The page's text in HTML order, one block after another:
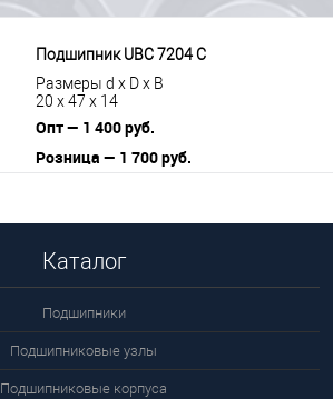
Подшипник UBC 7204 C
Размеры d x D x B
20 x 47 x 14
Опт — 1 400 руб.
Розница — 1 700 руб.
Каталог
Подшипники
Подшипниковые узлы
Подшипниковые корпуса